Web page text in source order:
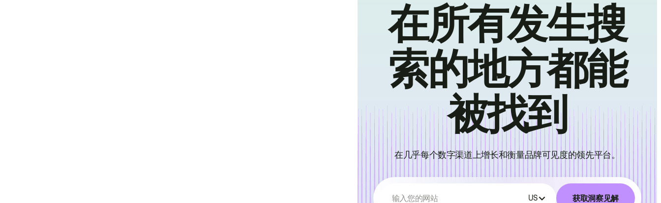
在所有发生搜
索的地方都能
被找到
在几乎每个数字渠道上增长和衡量品牌可见度的领先平台。
输入您的网站 US 获取洞察见解